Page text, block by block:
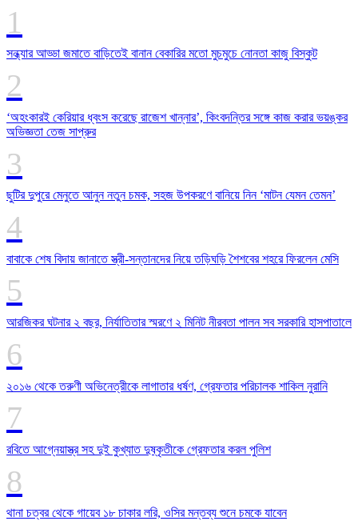
সন্ধ্যার আড্ডা জমাতে বাড়িতেই বানান বেকারির মতো মুচমুচে নোনতা কাজু বিস্কুট
‘অহংকারই কেরিয়ার ধ্বংস করেছে রাজেশ খান্নার’, কিংবদন্তির সঙ্গে কাজ করার ভয়ঙ্কর
অভিজ্ঞতা তেজ সাপ্রুর
ছুটির দুপুরে মেনুতে আনুন নতুন চমক, সহজ উপকরণে বানিয়ে নিন ‘মাটন যেমন তেমন’
বাবাকে শেষ বিদায় জানাতে স্ত্রী-সন্তানদের নিয়ে তড়িঘড়ি শৈশবের শহরে ফিরলেন মেসি
আরজিকর ঘটনার ২ বছর, নির্যাতিতার স্মরণে ২ মিনিট নীরবতা পালন সব সরকারি হাসপাতালে
২০১৬ থেকে তরুণী অভিনেত্রীকে লাগাতার ধর্ষণ, গ্রেফতার পরিচালক শাকিল নুরানি
রবিতে আগ্নেয়াস্ত্র সহ দুই কুখ্যাত দুষ্কৃতীকে গ্রেফতার করল পুলিশ
থানা চত্বর থেকে গায়েব ১৮ চাকার লরি, ওসির মন্তব্য শুনে চমকে যাবেন